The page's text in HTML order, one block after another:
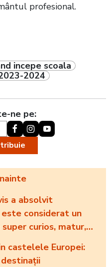
profesional.
incepe scoala
2024
ne pe:
a absolvit
considerat un
curios, matur,
castelele Europei: